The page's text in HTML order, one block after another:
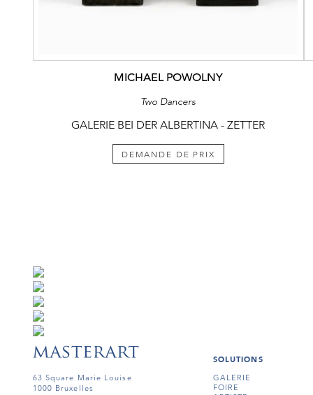
MICHAEL POWOLNY
Two Dancers
GALERIE BEI DER ALBERTINA - ZETTER
DEMANDE DE PRIX
63 Square Marie Louise
1000 Bruxelles
SOLUTIONS
GALERIE
FOIRE